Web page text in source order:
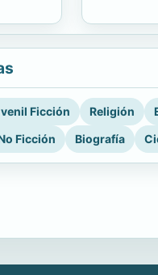
Ficción Religión
Ficción
Biografía